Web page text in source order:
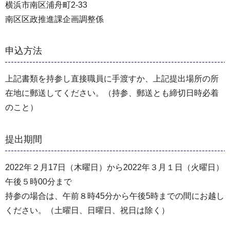
横浜市南区浦⾈町2-33
南区区政推進課企画調整係
申込方法
上記書類を持参し直接職員に⼿渡すか、上記提出場所の所
在地に郵送してください。（持参、郵送とも締切⽇時必着
のこと）
提出期間
2022年２⽉17⽇（⽊曜⽇）から2022年３⽉１⽇（⽕曜⽇）
午後５時00分まで
持参の場合は、午前８時45分から午後5時までの間にお越し
ください。（⼟曜⽇、⽇曜⽇、祝⽇は除く）